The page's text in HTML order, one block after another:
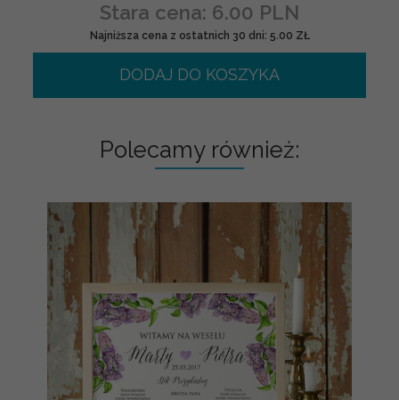
Stara cena: 6.00 PLN
Najniższa cena z ostatnich 30 dni: 5.00 ZŁ
DODAJ DO KOSZYKA
Polecamy również: